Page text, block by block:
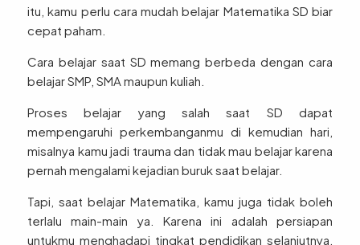
itu, kamu perlu cara mudah belajar Matematika SD biar
cepat paham.
Cara belajar saat SD memang berbeda dengan cara
belajar SMP, SMA maupun kuliah.
Proses belajar yang salah saat SD dapat
mempengaruhi perkembanganmu di kemudian hari,
misalnya kamu jadi trauma dan tidak mau belajar karena
pernah mengalami kejadian buruk saat belajar.
Tapi, saat belajar Matematika, kamu juga tidak boleh
terlalu main-main ya. Karena ini adalah persiapan
untukmu menghadapi tingkat pendidikan selanjutnya,